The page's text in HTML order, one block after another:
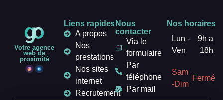
Votre agence
web de
proximité
Liens rapides
A propos
Nos
prestations
Nos sites
internet
Recrutement
Nous
contacter
Via le
formulaire
Par
téléphone
Par mail
Nos horaires
Lun -
Ven
9h a
18h
Sam
-Dim
Fermé